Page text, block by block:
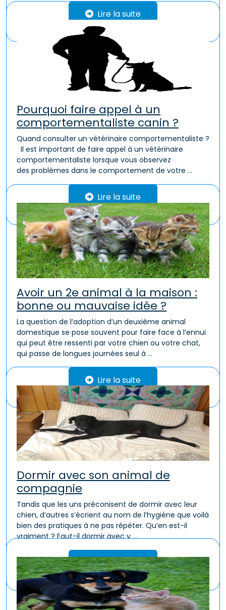
Lire la suite
Pourquoi faire appel à un
comportementaliste canin ?
Quand consulter un vétérinaire comportementaliste ?
Il est important de faire appel à un vétérinaire
comportementaliste lorsque vous observez
des problèmes dans le comportement de votre ...
Lire la suite
Avoir un 2e animal à la maison :
bonne ou mauvaise idée ?
La question de l’adoption d’un deuxième animal
domestique se pose souvent pour faire face à l’ennui
qui peut être ressenti par votre chien ou votre chat,
qui passe de longues journées seul à ...
Lire la suite
Dormir avec son animal de
compagnie
Tandis que les uns préconisent de dormir avec leur
chien, d’autres s’écrient au nom de l’hygiène que voilà
bien des pratiques à ne pas répéter. Qu’en est-il
vraiment ? Faut-il dormir avec v ...
Lire la suite